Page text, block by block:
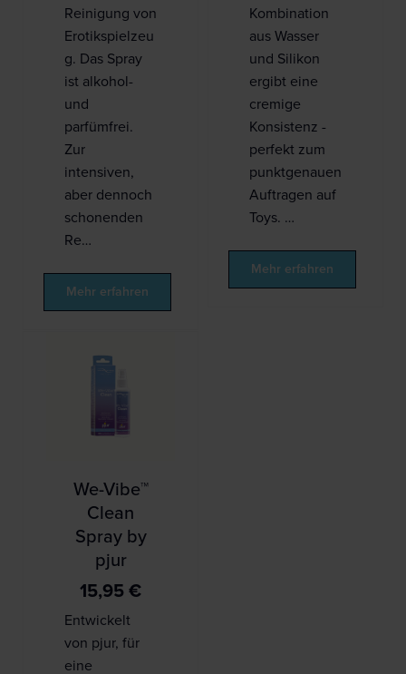
Reinigung von
Erotikspielzeu
g. Das Spray
ist alkohol-
und
parfümfrei.
Zur
intensiven,
aber dennoch
schonenden
Re…
Mehr erfahren
Kombination
aus Wasser
und Silikon
ergibt eine
cremige
Konsistenz -
perfekt zum
punktgenauen
Auftragen auf
Toys. …
Mehr erfahren
We-Vibe™
Clean
Spray by
pjur
15,95 €
Entwickelt
von pjur, für
eine